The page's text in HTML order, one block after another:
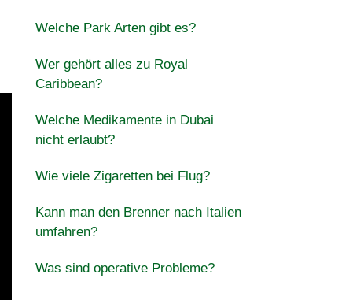
Welche Park Arten gibt es?
Wer gehört alles zu Royal
Caribbean?
Welche Medikamente in Dubai
nicht erlaubt?
Wie viele Zigaretten bei Flug?
Kann man den Brenner nach Italien
umfahren?
Was sind operative Probleme?